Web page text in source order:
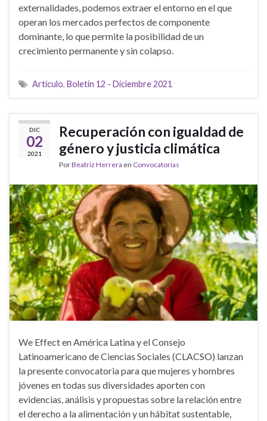
externalidades, podemos extraer el entorno en el que
operan los mercados perfectos de componente
dominante, lo que permite la posibilidad de un
crecimiento permanente y sin colapso.
Artículo, Boletín 12 - Diciembre 2021
DIC
02
2021
Recuperación con igualdad de
género y justicia climática
PorBeatriz Herrera en Convocatorias
We Effect en América Latina y el Consejo
Latinoamericano de Ciencias Sociales (CLACSO) lanzan
la presente convocatoria para que mujeres y hombres
jóvenes en todas sus diversidades aporten con
evidencias, análisis y propuestas sobre la relación entre
el derecho a la alimentación y un hábitat sustentable,